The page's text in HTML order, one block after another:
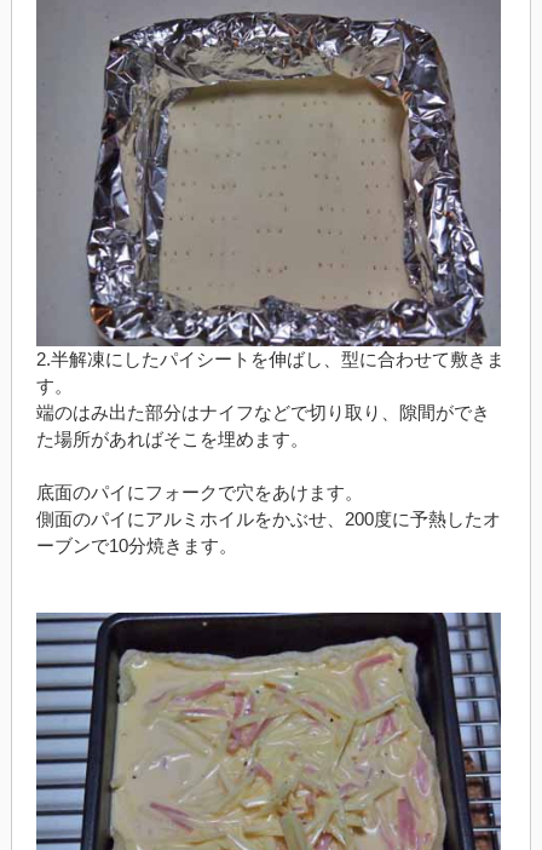
2.半解凍にしたパイシートを伸ばし、型に合わせて敷きま
す。
端のはみ出た部分はナイフなどで切り取り、隙間ができ
た場所があればそこを埋めます。
底面のパイにフォークで穴をあけます。
側面のパイにアルミホイルをかぶせ、200度に予熱したオ
ーブンで10分焼きます。